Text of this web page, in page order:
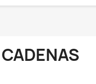
CADENAS